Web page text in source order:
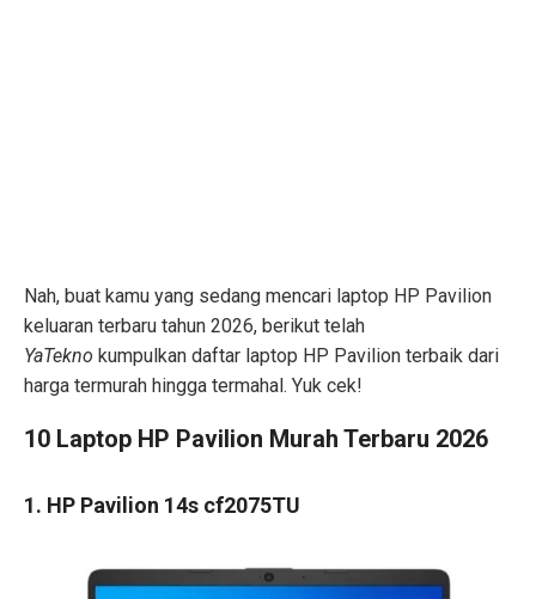
Nah, buat kamu yang sedang mencari laptop HP Pavilion
keluaran terbaru tahun 2026, berikut telah
YaTekno kumpulkan daftar laptop HP Pavilion terbaik dari
harga termurah hingga termahal. Yuk cek!
10 Laptop HP Pavilion Murah Terbaru 2026
1. HP Pavilion 14s cf2075TU